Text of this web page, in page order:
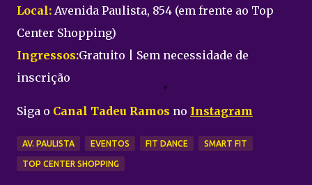
Local: Avenida Paulista, 854 (em frente ao Top
Center Shopping)
Ingressos:Gratuito | Sem necessidade de
inscrição
Siga o Canal Tadeu Ramos no Instagram
AV. PAULISTA EVENTOS FIT DANCE SMART FIT
TOP CENTER SHOPPING